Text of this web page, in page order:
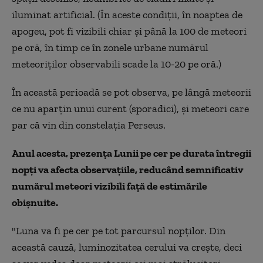
iluminat artificial. (În aceste condiții, în noaptea de
apogeu, pot fi vizibili chiar și până la 100 de meteori
pe oră, în timp ce în zonele urbane numărul
meteoriților observabili scade la 10-20 pe oră.)
În această perioadă se pot observa, pe lângă meteorii
ce nu aparțin unui curent (sporadici), și meteori care
par că vin din constelația Perseus.
Anul acesta, prezența Lunii pe cer pe durata întregii
nopți va afecta observațiile, reducând semnificativ
numărul meteori vizibili față de estimările
obișnuite.
"Luna va fi pe cer pe tot parcursul nopţilor. Din
această cauză, luminozitatea cerului va creşte, deci